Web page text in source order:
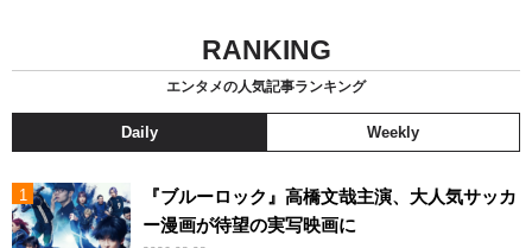
RANKING
エンタメの人気記事ランキング
Daily Weekly
『ブルーロック』高橋文哉主演、大人気サッカ
ー漫画が待望の実写映画に